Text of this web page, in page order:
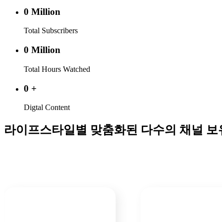
0 Million
Total Subscribers
0 Million
Total Hours Watched
0 +
Digtal Content
라이프스타일별 맞춤화된 다수의 채널 보